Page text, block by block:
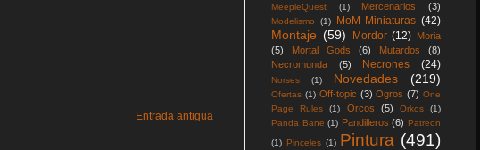
Entrada antigua
MeepleQuest (1) Mercenarios (3)
Modelismo (1) MoM Miniaturas (42)
Montaje (59) Mordor (12) Moria
(5)
Mortal Gods (6) Mutardos
(8)
Necromunda
(5) Necrones (24)
Norses (1) Novedades (219)
Ofertas (1) Off-topic (3) Ogros (7) One
Page Rules
(1) Orcos (5) Orkos
(1)
Panda Bane (1) Pandilleros (6) Patreon
(1) Pinceles (1) Pintura (491)